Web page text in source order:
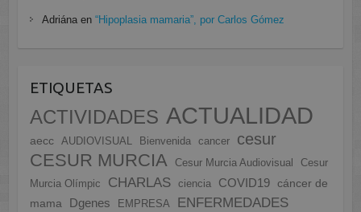
Adriánaen “Hipoplasia mamaria”, por Carlos Gómez
ETIQUETAS
ACTIVIDADES ACTUALIDAD
aecc AUDIOVISUAL Bienvenida cancer cesur
CESUR MURCIA Cesur Murcia Audiovisual
Cesur
Murcia Olímpic
CHARLAS ciencia COVID19
cáncer de
mama
Dgenes EMPRESA
ENFERMEDADES